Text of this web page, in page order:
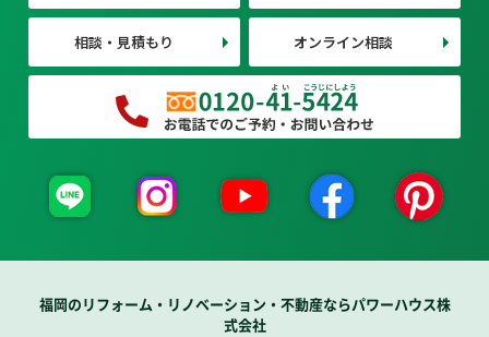
相談・見積もり オンライン相談
福岡のリフォーム・リノベーション・不動産ならパワーハウス株
式会社